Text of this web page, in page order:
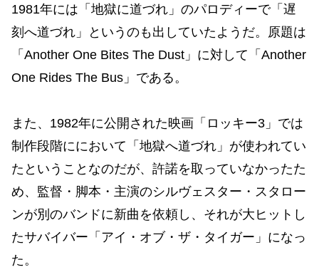
1981年には「地獄に道づれ」のパロディーで「遅
刻へ道づれ」というのも出していたようだ。原題は
「Another One Bites The Dust」に対して「Another
One Rides The Bus」である。
また、1982年に公開された映画「ロッキー3」では
制作段階ににおいて「地獄へ道づれ」が使われてい
たということなのだが、許諾を取っていなかったた
め、監督・脚本・主演のシルヴェスター・スタロー
ンが別のバンドに新曲を依頼し、それが大ヒットし
たサバイバー「アイ・オブ・ザ・タイガー」になっ
た。